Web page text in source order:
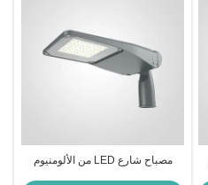
مصباح شارع LED من الألومنيوم